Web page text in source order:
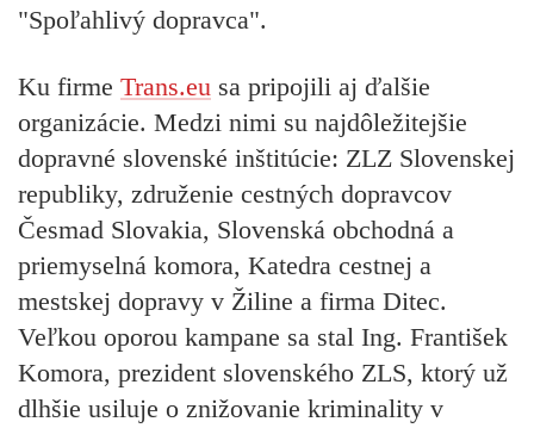
"Spoľahlivý dopravca".
Ku firme Trans.eu sa pripojili aj ďalšie
organizácie. Medzi nimi su najdôležitejšie
dopravné slovenské inštitúcie: ZLZ Slovenskej
republiky, združenie cestných dopravcov
Česmad Slovakia, Slovenská obchodná a
priemyselná komora, Katedra cestnej a
mestskej dopravy v Žiline a firma Ditec.
Veľkou oporou kampane sa stal Ing. František
Komora, prezident slovenského ZLS, ktorý už
dlhšie usiluje o znižovanie kriminality v